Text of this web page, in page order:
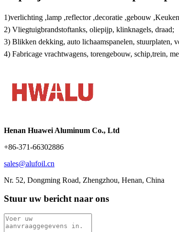
1)verlichting ,lamp ,reflector ,decoratie ,gebouw
2) Vliegtuigbrandstoftanks, oliepijp, klinknagels, draad;
3) Blikken dekking, auto lichaamspanelen, stuurplaten,
4) Fabricage vrachtwagens, torengebouw, schip,trein,
Henan Huawei Aluminum Co., Ltd
+86-371-66302886
sales@alufoil.cn
Nr. 52, Dongming Road, Zhengzhou, Henan, China
Stuur uw bericht naar ons